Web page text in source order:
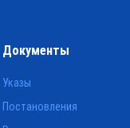
Документы
Указы
Постановления